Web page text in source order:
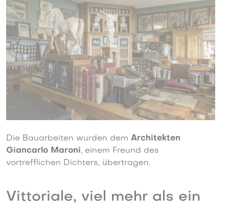
Die Bauarbeiten wurden dem Architekten
Giancarlo Maroni, einem Freund des
vortrefflichen Dichters, übertragen.
Vittoriale, viel mehr als ein